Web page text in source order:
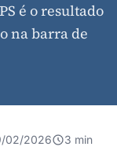
é o resultado
na barra de
02/2026 3 min